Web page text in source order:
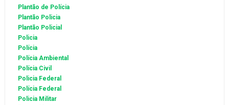
Plantão de Polícia
Plantão Policia
Plantão Policial
Policia
Polícia
Polícia Ambiental
Polícia Civil
Policia Federal
Polícia Federal
Policia Militar